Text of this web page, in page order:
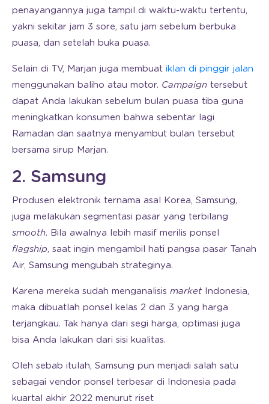
penayangannya juga tampil di waktu-waktu tertentu,
yakni sekitar jam 3 sore, satu jam sebelum berbuka
puasa, dan setelah buka puasa.
Selain di TV, Marjan juga membuat iklan di pinggir jalan
menggunakan baliho atau motor. Campaign tersebut
dapat Anda lakukan sebelum bulan puasa tiba guna
meningkatkan konsumen bahwa sebentar lagi
Ramadan dan saatnya menyambut bulan tersebut
bersama sirup Marjan.
2. Samsung
Produsen elektronik ternama asal Korea, Samsung,
juga melakukan segmentasi pasar yang terbilang
smooth. Bila awalnya lebih masif merilis ponsel
flagship, saat ingin mengambil hati pangsa pasar Tanah
Air, Samsung mengubah strateginya.
Karena mereka sudah menganalisis marketIndonesia,
maka dibuatlah ponsel kelas 2 dan 3 yang harga
terjangkau. Tak hanya dari segi harga, optimasi juga
bisa Anda lakukan dari sisi kualitas.
Oleh sebab itulah, Samsung pun menjadi salah satu
sebagai vendor ponsel terbesar di Indonesia pada
kuartal akhir 2022 menurut riset